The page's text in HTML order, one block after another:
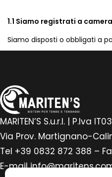
1.1 Siamo registrati a
Siamo disposti o obbligati a
MARITEN’S S.u.r.l. | P.Iva
Via Prov. Martignano-
Tel +39 0832 872 388 –
E-mail